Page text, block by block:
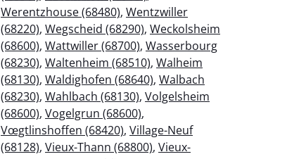
Werentzhouse (68480), Wentzwiller
(68220), Wegscheid (68290), Weckolsheim
(68600), Wattwiller (68700), Wasserbourg
(68230), Waltenheim (68510), Walheim
(68130), Waldighofen (68640), Walbach
(68230), Wahlbach (68130), Volgelsheim
(68600), Vogelgrun (68600),
Vœgtlinshoffen (68420), Village-Neuf
(68128), Vieux-Thann (68800), Vieux-